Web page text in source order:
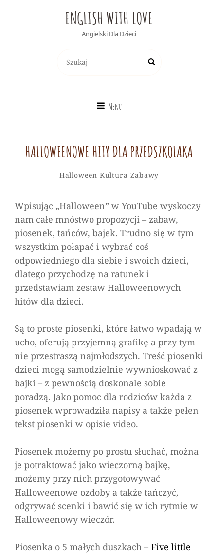
ENGLISH WITH LOVE
Angielski Dla Dzieci
for:
Search
Menu
HALLOWEENOWE HITY DLA PRZEDSZKOLAKA
Categories
Halloween Kultura ZabawyBy
Alicja
comment
on
Halloweenowe
hity
przedszkolaka
Wpisując „Halloween” w YouTube wyskoczy
nam całe mnóstwo propozycji – zabaw,
piosenek, tańców, bajek. Trudno się w tym
wszystkim połapać i wybrać coś
odpowiedniego dla siebie i swoich dzieci,
dlatego przychodzę na ratunek i
przedstawiam zestaw Halloweenowych
hitów dla dzieci.
Są to proste piosenki, które łatwo wpadają w
ucho, oferują przyjemną grafikę a przy tym
nie przestraszą najmłodszych. Treść piosenki
dzieci mogą samodzielnie wywnioskować z
bajki – z pewnością doskonale sobie
poradzą. Jako pomoc dla rodziców każda z
piosenek wprowadziła napisy a także pełen
tekst piosenki w opisie video.
Piosenek możemy po prostu słuchać, można
je potraktować jako wieczorną bajkę,
możemy przy nich przygotowywać
Halloweenowe ozdoby a także tańczyć,
odgrywać scenki i bawić się w ich rytmie w
Halloweenowy wieczór.
Piosenka o 5 małych duszkach – Five little